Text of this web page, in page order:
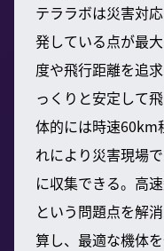
テララボは災害対
発している点が最
度や飛行距離を追
っくりと安定して
体的には時速60km
れにより災害現場
に収集できる。高
という問題点を解
算し、最適な機体